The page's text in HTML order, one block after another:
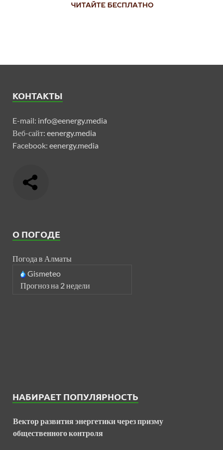
КОНТАКТЫ
E-mail: info@eenergy.media
Веб-сайт: eenergy.media
Facebook: eenergy.media
О ПОГОДЕ
Погода в Алматы
Gismeteo
Прогноз на 2 недели
НАБИРАЕТ ПОПУЛЯРНОСТЬ
Вектор развития энергетики через призму
общественного контроля